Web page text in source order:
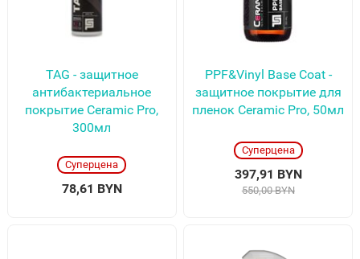
TAG - защитное
антибактериальное
покрытие Ceramic Pro,
300мл
Суперцена
78,61 BYN
PPF&Vinyl Base Coat -
защитное покрытие для
пленок Ceramic Pro, 50мл
Суперцена
397,91 BYN
550,00 BYN